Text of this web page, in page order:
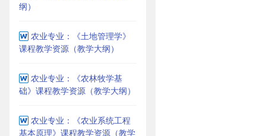
纲）
农业专业：《土地管理学》
课程教学资源（教学大纲）
农业专业：《农林牧学基
础》课程教学资源（教学大纲）
农业专业：《农业系统工程
基本原理》课程教学资源（教学